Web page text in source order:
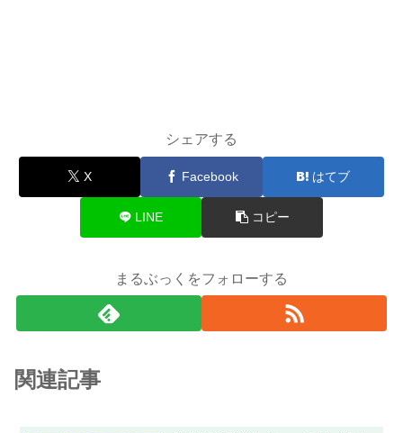
シェアする
X Facebook はてブ
LINE コピー
まるぶっくをフォローする
関連記事